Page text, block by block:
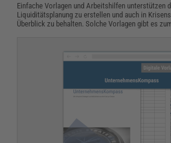
Einfache Vorlagen und Arbeitshilfen unterstützen
Liquiditätsplanung zu erstellen und auch in
Überblick zu behalten. Solche Vorlagen gibt es